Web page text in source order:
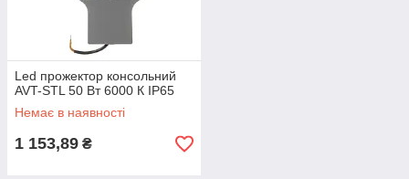
Led прожектор консольний
AVT-STL 50 Вт 6000 К IP65
Немає в наявності
1 153,89 ₴